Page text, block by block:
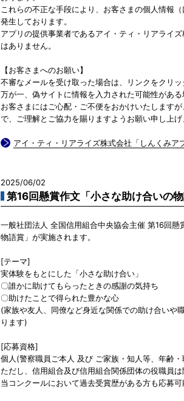
これらの不正な手段により、お客さまの個人情報
発生しております。
アプリの提供事業者であるアイ・ティ・リアライ
はありません。
【お客さまへのお願い】
不審なメールを受け取った場合は、リンクをクリッ
万が一、偽サイトに情報を入力された可能性があ
お客さまにはご心配・ご不便をおかけいたします
で、ご理解とご協力を賜りますようお願い申し上げ
アイ・ティ・リアライズ株式会社「しんくみア
2025/06/02
第16回懸賞作文「小さな助け合いの
一般社団法人 全国信用組合中央協会主催 第16回懸
物語賞」が実施されます。
[テーマ]
実体験をもとにした「小さな助け合い」
〇誰かに助けてもらったときの感謝の気持ち
〇助けたことで得られた豊かな心
(家族や友人、同僚など身近な関係での助け合いや
ります)
[応募資格]
個人(警察職員ご本人 及び ご家族・知人等、年齢・
ただし、信用組合及び信用組合関係団体の役職員
当コンクールにおいて過去受賞歴がある方も応募可